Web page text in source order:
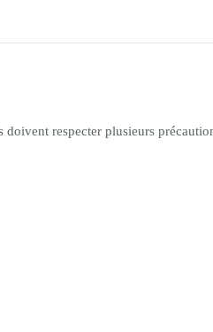
respecter plusieurs